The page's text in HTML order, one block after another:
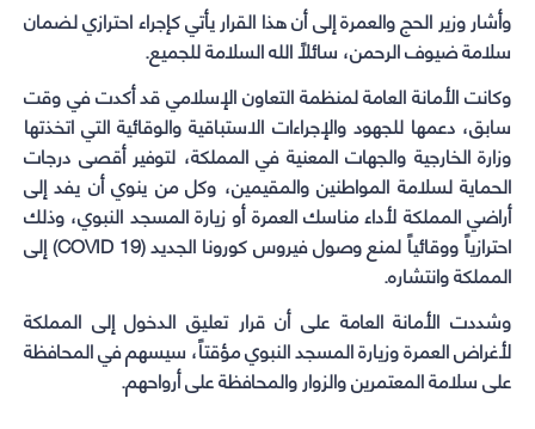
وأشار وزير الحج والعمرة إلى أن هذا القرار يأتي كإجراء احترازي لضمان
سلامة ضيوف الرحمن، سائلاً الله السلامة للجميع.
وكانت الأمانة العامة لمنظمة التعاون الإسلامي قد أكدت في وقت
سابق، دعمها للجهود والإجراءات الاستباقية والوقائية التي اتخذتها
وزارة الخارجية والجهات المعنية في المملكة، لتوفير أقصى درجات
الحماية لسلامة المواطنين والمقيمين، وكل من ينوي أن يفد إلى
أراضي المملكة لأداء مناسك العمرة أو زيارة المسجد النبوي، وذلك
احترازياً ووقائياً لمنع وصول فيروس كورونا الجديد (COVID 19) إلى
المملكة وانتشاره.
وشددت الأمانة العامة على أن قرار تعليق الدخول إلى المملكة
لأغراض العمرة وزيارة المسجد النبوي مؤقتاً، سيسهم في المحافظة
على سلامة المعتمرين والزوار والمحافظة على أرواحهم.